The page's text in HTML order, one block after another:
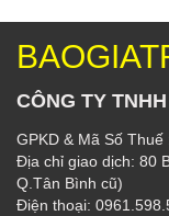
CÔNG TY
GPKD & Mã Số Thuế
Địa chỉ giao dịch: 80
Q.Tân Bình cũ)
Điện thoại: